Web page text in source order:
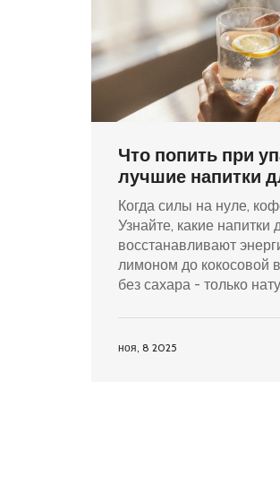
Что попить при
лучшие напитки
быстрого
энергии
Когда силы на нуле,
Узнайте, какие напитки
восстанавливают
лимоном до кокосовой
без сахара - только
ноя, 8 2025